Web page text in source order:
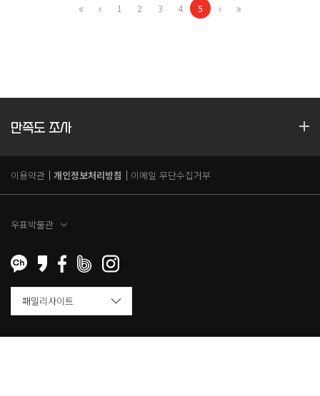
1 2 3 4 5
만족도 조사
이용약관 개인정보처리방침 이메일 무단수집거부
우표박물관